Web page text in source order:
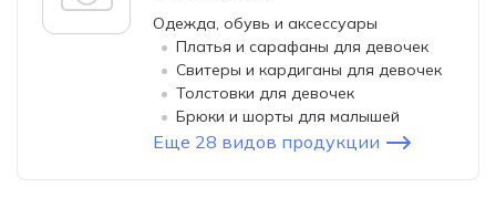
Одежда, обувь и аксессуары
Платья и сарафаны для девочек
Свитеры и кардиганы для девочек
Толстовки для девочек
Брюки и шорты для малышей
Еще 28 видов продукции